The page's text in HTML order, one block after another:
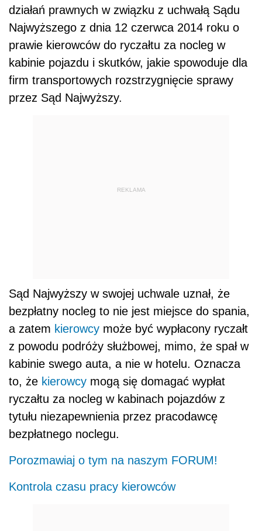
działań prawnych w związku z uchwałą Sądu
Najwyższego z dnia 12 czerwca 2014 roku o
prawie kierowców do ryczałtu za nocleg w
kabinie pojazdu i skutków, jakie spowoduje dla
firm transportowych rozstrzygnięcie sprawy
przez Sąd Najwyższy.
REKLAMA
Sąd Najwyższy w swojej uchwale uznał, że
bezpłatny nocleg to nie jest miejsce do spania,
a zatem kierowcy może być wypłacony ryczałt
z powodu podróży służbowej, mimo, że spał w
kabinie swego auta, a nie w hotelu. Oznacza
to, że kierowcy mogą się domagać wypłat
ryczałtu za nocleg w kabinach pojazdów z
tytułu niezapewnienia przez pracodawcę
bezpłatnego noclegu.
Porozmawiaj o tym na naszym FORUM!
Kontrola czasu pracy kierowców